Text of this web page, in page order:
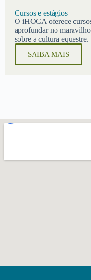
Cursos e estágios
O iHOCA oferece
aprofundar no
sobre a cultura equestre.
SAIBA MAIS